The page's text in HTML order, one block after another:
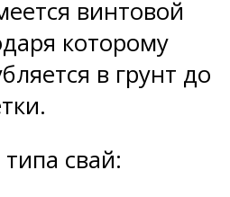
винтовой
которому
в грунт до
свай: